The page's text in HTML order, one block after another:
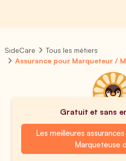
SideCare
Tous les métiers
Assurance pour Marqueteur /
Gratuit et sans
Les meilleures
Marqueteuse